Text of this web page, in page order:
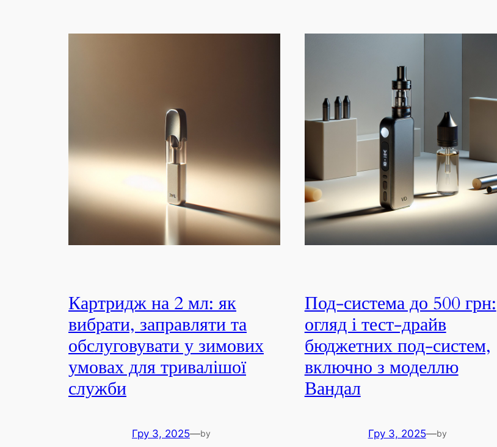
Картридж на 2 мл: як
вибрати, заправляти та
обслуговувати у зимових
умовах для тривалішої
служби
Гру 3, 2025—by
Под-система до 500 грн:
огляд і тест-драйв
бюджетних под-систем,
включно з моделлю
Вандал
Гру 3, 2025—by